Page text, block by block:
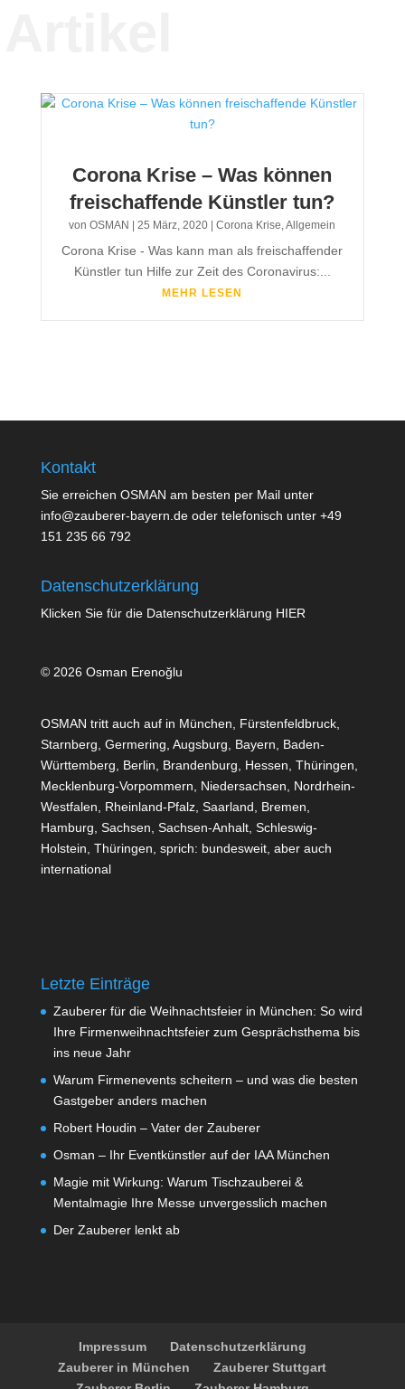
Corona Krise – Was können
freischaffende Künstler tun?
vonOSMAN |25 März, 2020 |Corona Krise,Allgemein
Corona Krise - Was kann man als freischaffender
Künstler tun Hilfe zur Zeit des Coronavirus:...
MEHR LESEN
Kontakt
Sie erreichen OSMAN am besten per Mail unter
info@zauberer-bayern.de oder telefonisch unter +49
151 235 66 792
Datenschutzerklärung
Klicken Sie für die Datenschutzerklärung HIER
© 2026 Osman Erenoğlu
OSMAN tritt auch auf in München, Fürstenfeldbruck,
Starnberg, Germering, Augsburg, Bayern, Baden-
Württemberg, Berlin, Brandenburg, Hessen, Thüringen,
Mecklenburg-Vorpommern, Niedersachsen, Nordrhein-
Westfalen, Rheinland-Pfalz, Saarland, Bremen,
Hamburg, Sachsen, Sachsen-Anhalt, Schleswig-
Holstein, Thüringen, sprich: bundesweit, aber auch
international
Letzte Einträge
Zauberer für die Weihnachtsfeier in München: So wird
Ihre Firmenweihnachtsfeier zum Gesprächsthema bis
ins neue Jahr
Warum Firmenevents scheitern – und was die besten
Gastgeber anders machen
Robert Houdin – Vater der Zauberer
Osman – Ihr Eventkünstler auf der IAA München
Magie mit Wirkung: Warum Tischzauberei &
Mentalmagie Ihre Messe unvergesslich machen
Der Zauberer lenkt ab
Impressum
Datenschutzerklärung
Zauberer in München
Zauberer Stuttgart